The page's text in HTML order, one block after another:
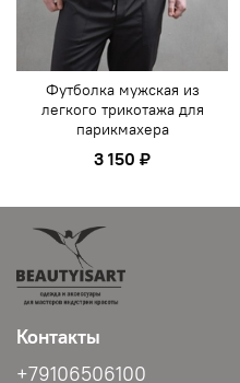
Футболка мужская из
легкого трикотажа для
парикмахера
3 150 ₽
Контакты
+79106506100